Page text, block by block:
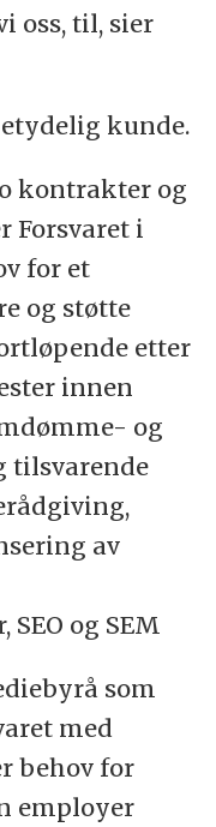
oss, til, sier
kunde.
kontrakter og
Forsvaret i
for et
og støtte
etter
innen
og
tilsvarende
av
og SEM
som
med
behov for
employer